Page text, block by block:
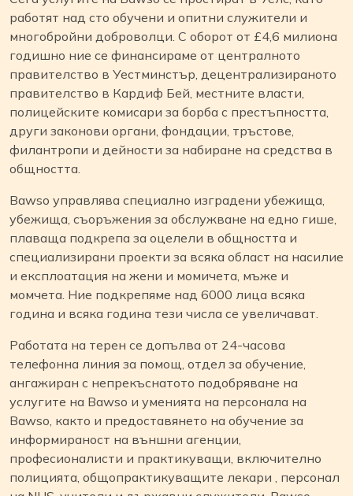
работят над сто обучени и опитни служители и
многобройни доброволци. С оборот от £4,6 милиона
годишно ние се финансираме от централното
правителство в Уестминстър, децентрализираното
правителство в Кардиф Бей, местните власти,
полицейските комисари за борба с престъпността,
други законови органи, фондации, тръстове,
филантропи и дейности за набиране на средства в
общността.
Bawso управлява специално изградени убежища,
убежища, съоръжения за обслужване на едно гише,
плаваща подкрепа за оцелели в общността и
специализирани проекти за всяка област на насилие
и експлоатация на жени и момичета, мъже и
момчета. Ние подкрепяме над 6000 лица всяка
година и всяка година тези числа се увеличават.
Работата на терен се допълва от 24-часова
телефонна линия за помощ, отдел за обучение,
ангажиран с непрекъснатото подобряване на
услугите на Bawso и уменията на персонала на
Bawso, както и предоставянето на обучение за
информираност на външни агенции,
професионалисти и практикуващи, включително
полицията, общопрактикуващите лекари , персонал